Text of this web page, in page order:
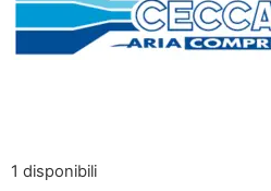
1 disponibili